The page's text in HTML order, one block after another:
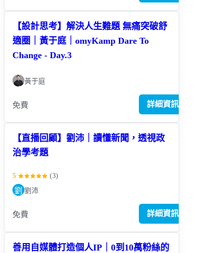
【設計思考】解決人生難題 無痛突破舒
適圈｜黃于庭｜omyKamp Dare To
Change - Day.3
黃于庭
免費 詳細資訊
【直播回顧】劉沛｜讀懂新聞，透視政
治學考題
5 (3)
劉 劉沛
免費 詳細資訊
善用自媒體打造個人IP｜0到10萬粉絲的